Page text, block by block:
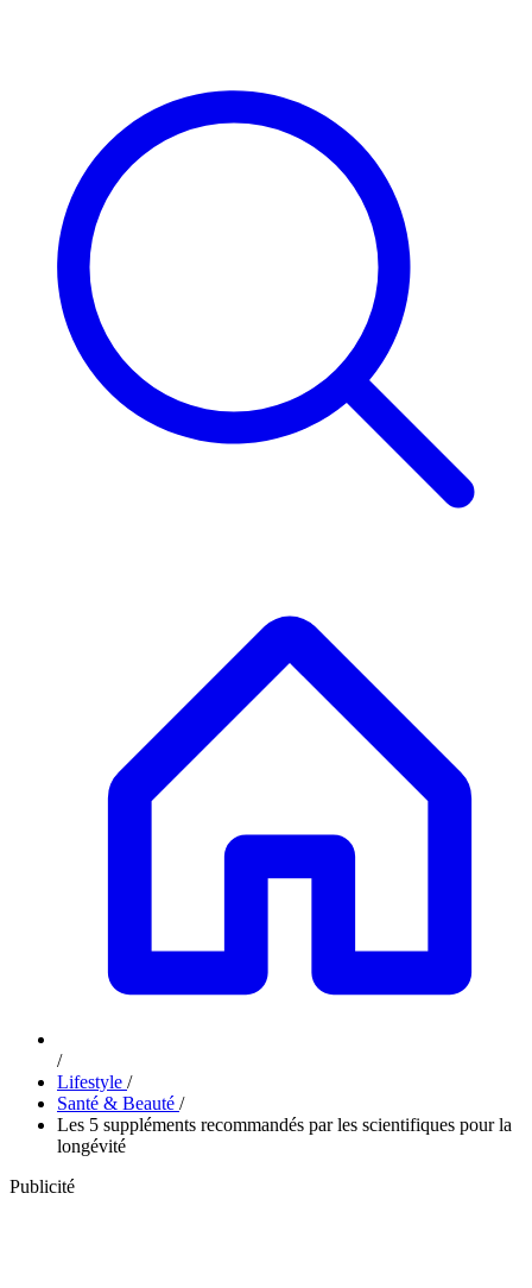
/
Lifestyle /
Santé & Beauté /
Les 5 suppléments recommandés par les scientifiques pour la
longévité
Publicité